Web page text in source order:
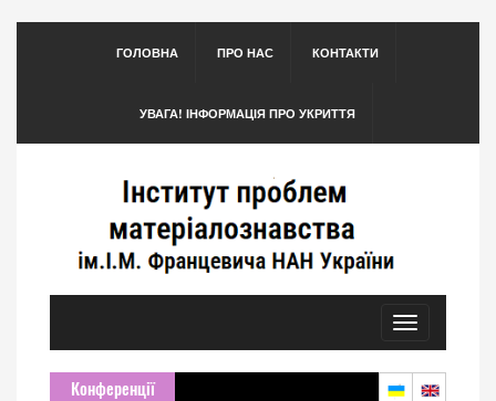
ГОЛОВНА ПРО НАС КОНТАКТИ
УВАГА! ІНФОРМАЦІЯ ПРО УКРИТТЯ
Toggle
navigation
Конференції